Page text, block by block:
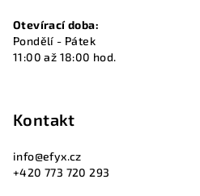
Otevírací doba:
Pondělí - Pátek
11:00 až 18:00 hod.
Kontakt
info@efyx.cz
+420 773 720 293